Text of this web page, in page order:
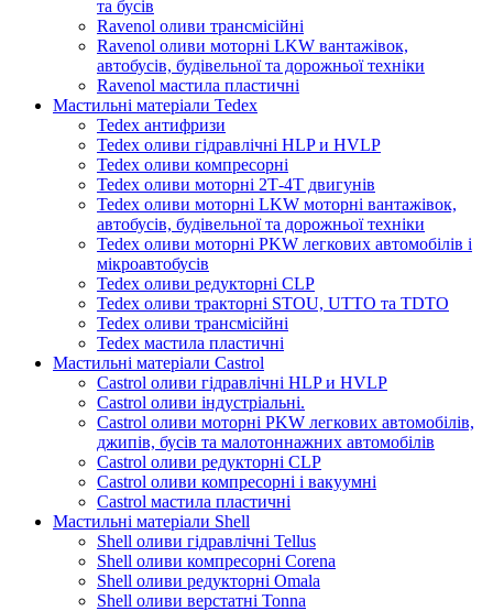
та бусів
Ravenol оливи трансмісійні
Ravenol оливи моторні LKW вантажівок,
автобусів, будівельної та дорожньої техніки
Ravenol мастила пластичні
Мастильні матеріали Tedex
Tedex антифризи
Tedex оливи гідравлічні HLP и HVLP
Tedex оливи компресорні
Tedex оливи моторні 2Т-4Т двигунів
Tedex оливи моторні LKW моторні вантажівок,
автобусів, будівельної та дорожньої техніки
Tedex оливи моторні PKW легкових автомобілів і
мікроавтобусів
Tedex оливи редукторні CLP
Tedex оливи тракторні STOU, UTTO та TDTO
Tedex оливи трансмісійні
Tedex мастила пластичні
Мастильні матеріали Castrol
Castrol оливи гідравлічні HLP и HVLP
Castrol оливи індустріальні.
Castrol оливи моторні PKW легкових автомобілів,
джипів, бусів та малотоннажних автомобілів
Castrol оливи редукторні CLP
Castrol оливи компресорні і вакуумні
Castrol мастила пластичні
Мастильні матеріали Shell
Shell оливи гідравлічні Tellus
Shell оливи компресорні Corena
Shell оливи редукторні Omala
Shell оливи верстатні Tonna